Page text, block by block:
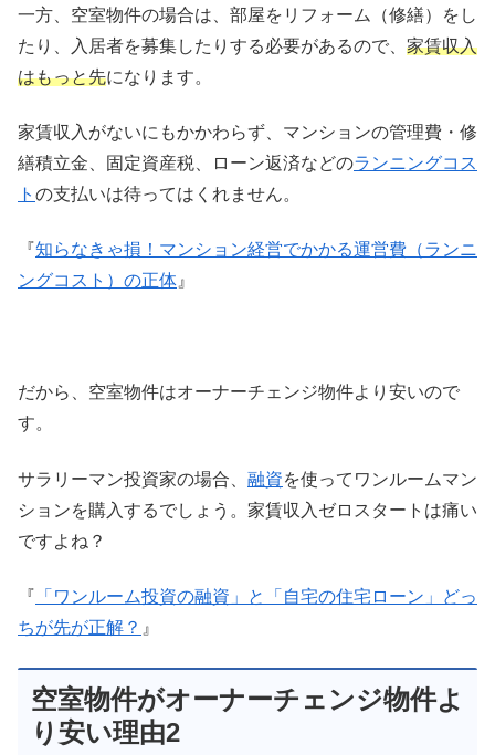
一方、空室物件の場合は、部屋をリフォーム（修繕）をし
たり、入居者を募集したりする必要があるので、 家賃収入
はもっと先になります。
家賃収入がないにもかかわらず、マンションの管理費・修
繕積立金、固定資産税、ローン返済などのランニングコス
ト の支払いは待ってはくれません。
『知らなきゃ損！マンション経営でかかる運営費（ランニ
ングコスト）の正体』
だから、空室物件はオーナーチェンジ物件より安いので
す。
サラリーマン投資家の場合、 融資を使ってワンルームマン
ションを購入するでしょう。家賃収入ゼロスタートは痛い
ですよね？
『 「ワンルーム投資の融資」と「自宅の住宅ローン」どっ
ちが先が正解？ 』
空室物件がオーナーチェンジ物件よ
り安い理由2